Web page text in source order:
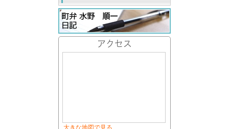
アクセス
大きな地図で見る